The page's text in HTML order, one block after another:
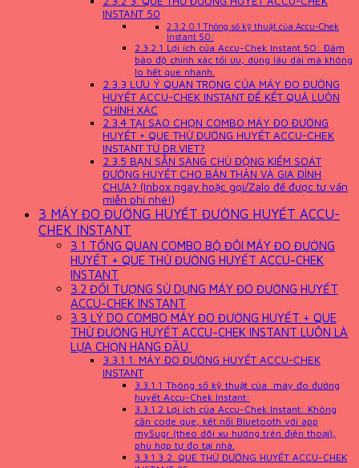
INSTANT 50
2.3.2.0.1 Thông số kỹ thuật của Accu-Chek
Instant 50:
2.3.2.1 Lợi ích của Accu-Chek Instant 50: Đảm
bảo độ chính xác tối ưu, dùng lâu dài mà không
lo hết que nhanh.
2.3.3 LƯU Ý QUAN TRỌNG CỦA MÁY ĐO ĐƯỜNG
HUYẾT ACCU-CHEK INSTANT ĐỂ KẾT QUẢ LUÔN
CHÍNH XÁC
2.3.4TẠI SAO CHỌN COMBO MÁY ĐO ĐƯỜNG
HUYẾT + QUE THỬ ĐƯỜNG HUYẾT ACCU-CHEK
INSTANT TỪ DR.VIET?
2.3.5 BẠN SẴN SÀNG CHỦ ĐỘNG KIỂM SOÁT
ĐƯỜNG HUYẾT CHO BẢN THÂN VÀ GIA ĐÌNH
CHƯA? (Inbox ngay hoặc gọi/Zalo để được tư vấn
miễn phí nhé!)
3 MÁY ĐO ĐƯỜNG HUYẾT ĐƯỜNG HUYẾT ACCU-
CHEK INSTANT
3.1 TỔNG QUAN COMBO BỘ ĐÔI MÁY ĐO ĐƯỜNG
HUYẾT + QUE THỬ ĐƯỜNG HUYẾT ACCU-CHEK
INSTANT
3.2 ĐỐI TƯỢNG SỬ DỤNG MÁY ĐO ĐƯỜNG HUYẾT
ACCU-CHEK INSTANT
3.3 LÝ DO COMBO MÁY ĐO ĐƯỜNG HUYẾT + QUE
THỬ ĐƯỜNG HUYẾT ACCU-CHEK INSTANT LUÔN LÀ
LỰA CHỌN HÀNG ĐẦU
3.3.1 1. MÁY ĐO ĐƯỜNG HUYẾT ACCU-CHEK
INSTANT
3.3.1.1 Thông số kỹ thuật của máy đo đường
huyết Accu-Chek Instant:
3.3.1.2 Lợi ích của Accu-Chek Instant: Không
cần code que, kết nối Bluetooth với app
mySugr (theo dõi xu hướng trên điện thoại),
phù hợp tự đo tại nhà.
3.3.1.3 2. QUE THỬ ĐƯỜNG HUYẾT ACCU-CHEK